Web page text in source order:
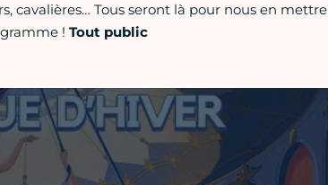
cavalières… Tous seront là pour nous en mettre
! Tout public